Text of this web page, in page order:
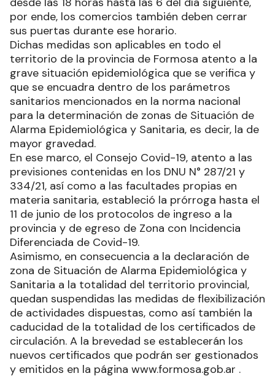
La restricción de circulación nocturna regirá
desde las 18 horas hasta las 6 del día siguiente,
por ende, los comercios también deben cerrar
sus puertas durante ese horario.
Dichas medidas son aplicables en todo el
territorio de la provincia de Formosa atento a la
grave situación epidemiológica que se verifica y
que se encuadra dentro de los parámetros
sanitarios mencionados en la norma nacional
para la determinación de zonas de Situación de
Alarma Epidemiológica y Sanitaria, es decir, la de
mayor gravedad.
En ese marco, el Consejo Covid-19, atento a las
previsiones contenidas en los DNU N° 287/21 y
334/21, así como a las facultades propias en
materia sanitaria, estableció la prórroga hasta el
11 de junio de los protocolos de ingreso a la
provincia y de egreso de Zona con Incidencia
Diferenciada de Covid-19.
Asimismo, en consecuencia a la declaración de
zona de Situación de Alarma Epidemiológica y
Sanitaria a la totalidad del territorio provincial,
quedan suspendidas las medidas de flexibilización
de actividades dispuestas, como así también la
caducidad de la totalidad de los certificados de
circulación. A la brevedad se establecerán los